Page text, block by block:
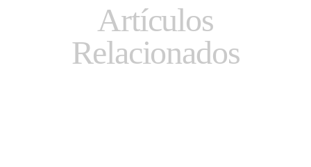
Artículos
Relacionados